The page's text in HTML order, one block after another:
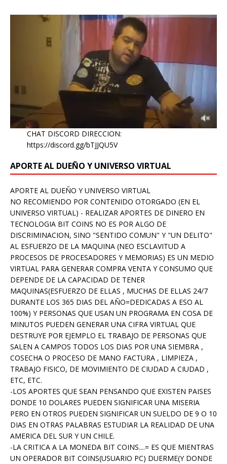
CHAT DISCORD DIRECCION:
https://discord.gg/bTJJQU5V
APORTE AL DUEÑO Y UNIVERSO VIRTUAL
APORTE AL DUEÑO Y UNIVERSO VIRTUAL
NO RECOMIENDO POR CONTENIDO OTORGADO (EN EL
UNIVERSO VIRTUAL) - REALIZAR APORTES DE DINERO EN
TECNOLOGIA BIT COINS NO ES POR ALGO DE
DISCRIMINACION, SINO "SENTIDO COMUN" Y "UN DELITO"
AL ESFUERZO DE LA MAQUINA (NEO ESCLAVITUD A
PROCESOS DE PROCESADORES Y MEMORIAS) ES UN MEDIO
VIRTUAL PARA GENERAR COMPRA VENTA Y CONSUMO QUE
DEPENDE DE LA CAPACIDAD DE TENER
MAQUINAS(ESFUERZO DE ELLAS , MUCHAS DE ELLAS 24/7
DURANTE LOS 365 DIAS DEL AÑO=DEDICADAS A ESO AL
100%) Y PERSONAS QUE USAN UN PROGRAMA EN COSA DE
MINUTOS PUEDEN GENERAR UNA CIFRA VIRTUAL QUE
DESTRUYE POR EJEMPLO EL TRABAJO DE PERSONAS QUE
SALEN A CAMPOS TODOS LOS DIAS POR UNA SIEMBRA ,
COSECHA O PROCESO DE MANO FACTURA , LIMPIEZA ,
TRABAJO FISICO, DE MOVIMIENTO DE CIUDAD A CIUDAD ,
ETC, ETC.
-LOS APORTES QUE SEAN PENSANDO QUE EXISTEN PAISES
DONDE 10 DOLARES PUEDEN SIGNIFICAR UNA MISERIA
PERO EN OTROS PUEDEN SIGNIFICAR UN SUELDO DE 9 O 10
DIAS EN OTRAS PALABRAS ESTUDIAR LA REALIDAD DE UNA
AMERICA DEL SUR Y UN CHILE.
-LA CRITICA A LA MONEDA BIT COINS....= ES QUE MIENTRAS
UN OPERADOR BIT COINS(USUARIO PC) DUERME(Y DONDE